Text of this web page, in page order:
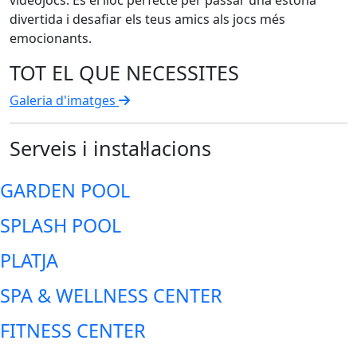
divertida i desafiar els teus amics als jocs més
emocionants.
TOT EL QUE NECESSITES
Galeria d'imatges
Serveis i instal·lacions
GARDEN POOL
SPLASH POOL
PLATJA
SPA & WELLNESS CENTER
FITNESS CENTER